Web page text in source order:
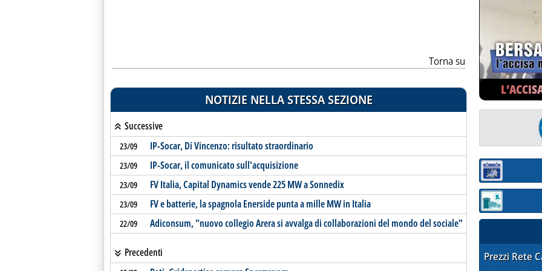
Torna su
NOTIZIE NELLA STESSA SEZIONE
Successive
23/09 IP-Socar, Di Vincenzo: risultato straordinario
23/09 IP-Socar, il comunicato sull'acquisizione
23/09 FV Italia, Capital Dynamics vende 225 MW a Sonnedix
23/09 FV e batterie, la spagnola Enerside punta a mille MW in Italia
22/09 Adiconsum, "nuovo collegio Arera si avvalga di collaborazioni del mondo del sociale"
Precedenti
Sezione:
Sezione:
Prezzi Rete